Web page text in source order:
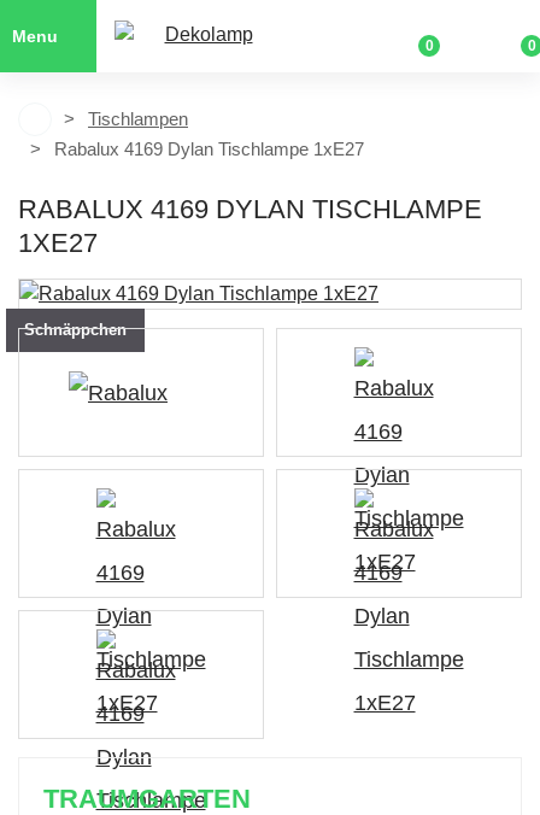
Menu
0 0
Tischlampen
Rabalux 4169 Dylan Tischlampe 1xE27
RABALUX 4169 DYLAN TISCHLAMPE
1XE27
Schnäppchen
TRAUMGARTEN